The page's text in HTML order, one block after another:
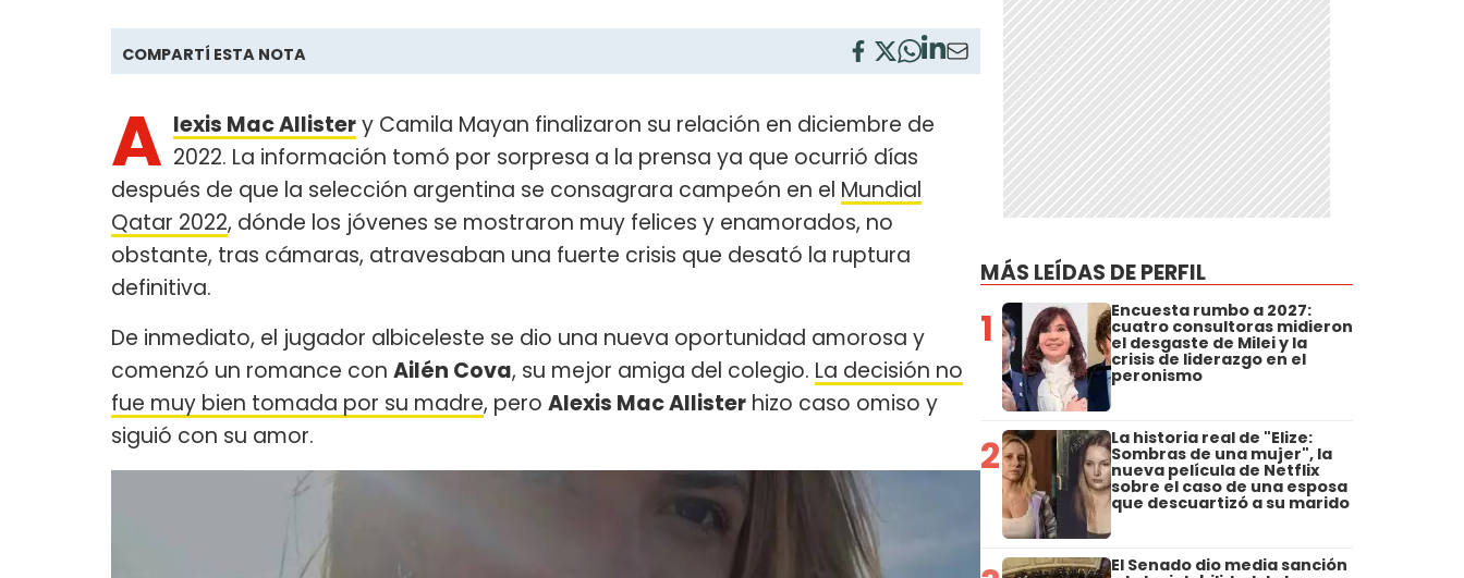
COMPARTÍ ESTA NOTA
A lexis Mac Allistery Camila Mayan finalizaron su relación en diciembre de
2022. La información tomó por sorpresa a la prensa ya que ocurrió días
después de que la selección argentina se consagrara campeón en el Mundial
Qatar 2022, dónde los jóvenes se mostraron muy felices y enamorados, no
obstante, tras cámaras, atravesaban una fuerte crisis que desató la ruptura
definitiva.
De inmediato, el jugador albiceleste se dio una nueva oportunidad amorosa y
comenzó un romance con Ailén Cova, su mejor amiga del colegio. La decisión no
fue muy bien tomada por su madre, pero Alexis Mac Allister hizo caso omiso y
siguió con su amor.
MÁS LEÍDAS DE PERFIL
1 Encuesta rumbo a 2027:
cuatro consultoras midieron
el desgaste de Milei y la
crisis de liderazgo en el
peronismo
2 La historia real de "Elize:
Sombras de una mujer", la
nueva película de Netflix
sobre el caso de una esposa
que descuartizó a su marido
El Senado dio media sanción